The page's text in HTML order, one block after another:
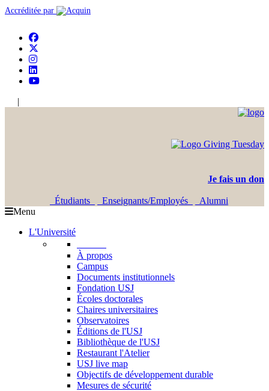
Accréditée par
|
Je fais un don
Étudiants Enseignants/Employés
Alumni
Menu
L'Université
À propos
Campus
Documents institutionnels
Fondation USJ
Écoles doctorales
Chaires universitaires
Observatoires
Éditions de l'USJ
Bibliothèque de l'USJ
Restaurant l'Atelier
USJ live map
Objectifs de développement durable
Mesures de sécurité